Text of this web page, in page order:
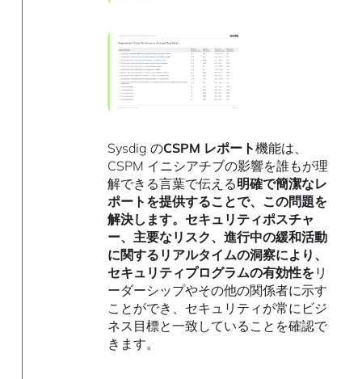
Sysdig のCSPM レポート機能は、
CSPM イニシアチブの影響を誰もが理
解できる言葉で伝える明確で簡潔なレ
ポートを提供することで、この問題を
解決します。セキュリティポスチャ
ー、主要なリスク、進行中の緩和活動
に関するリアルタイムの洞察により、
セキュリティプログラムの有効性をリ
ーダーシップやその他の関係者に示す
ことができ、セキュリティが常にビジ
ネス目標と一致していることを確認で
きます。